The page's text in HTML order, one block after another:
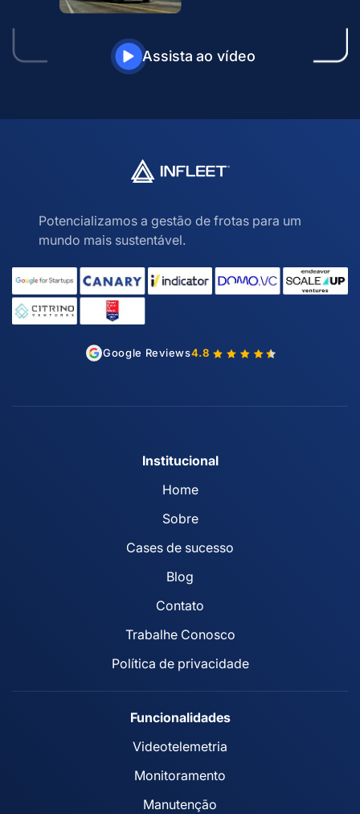
Assista ao vídeo
Potencializamos a gestão de frotas para um
mundo mais sustentável.
Google Reviews4.8
Institucional
Home
Sobre
Cases de sucesso
Blog
Contato
Trabalhe Conosco
Política de privacidade
Funcionalidades
Videotelemetria
Monitoramento
Manutenção